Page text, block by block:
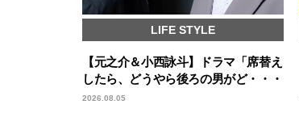
LIFE STYLE
【元之介＆小西詠斗】ドラマ「席替え
したら、どうやら後ろの男がど・・・
2026.08.05